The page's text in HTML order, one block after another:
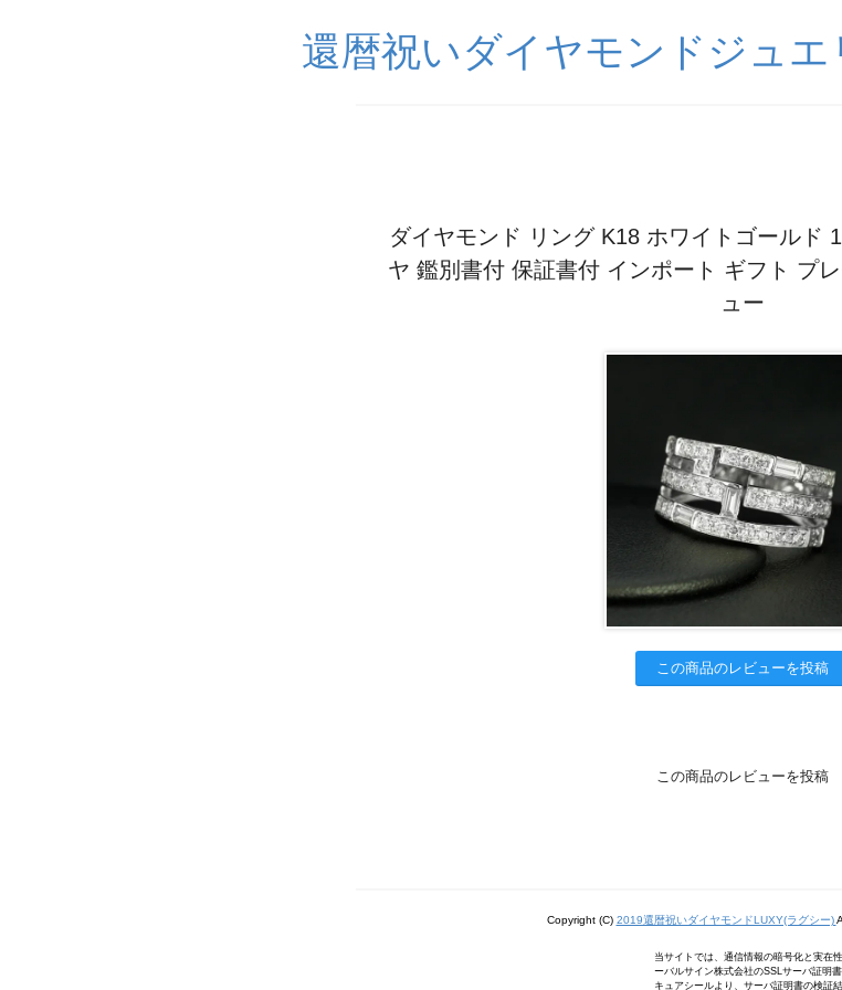
還暦祝いダイヤモンドジュ
ダイヤモンド リング K18 ホワイトゴールド
ヤ 鑑別書付 保証書付 インポート ギフト プ
ュー
この商品のレビューを投稿
この商品のレビューを投稿
Copyright (C) 2019還暦祝いダイヤモンドLUXY(ラグシー)
当サイトでは、通信情報の暗号化と実在
ーバルサイン株式会社のSSLサーバ証明
キュアシールより、サーバ証明書の検証